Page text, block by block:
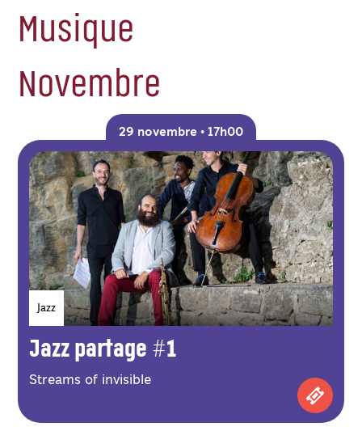
Musique
Novembre
Jazz partage #1
Genres
Jazz
29 novembre • 17h00
Streams of invisible